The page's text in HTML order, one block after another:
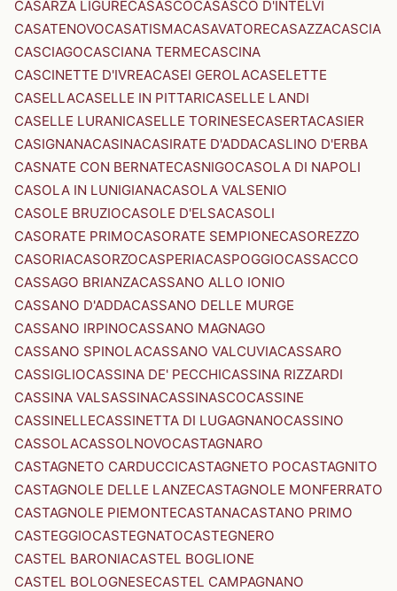
CASARZA LIGURECASASCOCASASCO D'INTELVI
CASATENOVOCASATISMACASAVATORECASAZZACASCIA
CASCIAGOCASCIANA TERMECASCINA
CASCINETTE D'IVREACASEI GEROLACASELETTE
CASELLACASELLE IN PITTARICASELLE LANDI
CASELLE LURANICASELLE TORINESECASERTACASIER
CASIGNANACASINACASIRATE D'ADDACASLINO D'ERBA
CASNATE CON BERNATECASNIGOCASOLA DI NAPOLI
CASOLA IN LUNIGIANACASOLA VALSENIO
CASOLE BRUZIOCASOLE D'ELSACASOLI
CASORATE PRIMOCASORATE SEMPIONECASOREZZO
CASORIACASORZOCASPERIACASPOGGIOCASSACCO
CASSAGO BRIANZACASSANO ALLO IONIO
CASSANO D'ADDACASSANO DELLE MURGE
CASSANO IRPINOCASSANO MAGNAGO
CASSANO SPINOLACASSANO VALCUVIACASSARO
CASSIGLIOCASSINA DE' PECCHICASSINA RIZZARDI
CASSINA VALSASSINACASSINASCOCASSINE
CASSINELLECASSINETTA DI LUGAGNANOCASSINO
CASSOLACASSOLNOVOCASTAGNARO
CASTAGNETO CARDUCCICASTAGNETO POCASTAGNITO
CASTAGNOLE DELLE LANZECASTAGNOLE MONFERRATO
CASTAGNOLE PIEMONTECASTANACASTANO PRIMO
CASTEGGIOCASTEGNATOCASTEGNERO
CASTEL BARONIACASTEL BOGLIONE
CASTEL BOLOGNESECASTEL CAMPAGNANO